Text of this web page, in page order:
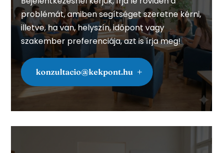
problémát, amiben segítséget szeretne kérni,
illetve, ha van, helyszín, időpont vagy
szakember preferenciája, azt is írja meg!
konzultacio@kekpont.hu